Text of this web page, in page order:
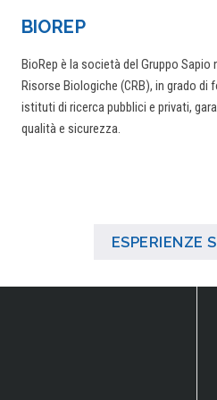
BIOREP
BioRep è la società del Gruppo Sapio
Risorse Biologiche (CRB), in grado
istituti di ricerca pubblici e privati,
qualità e sicurezza.
ESPERIENZE